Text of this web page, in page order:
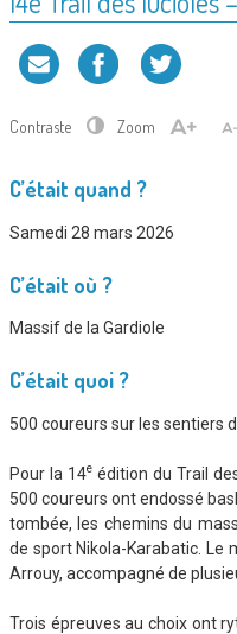
Contraste Zoom
C’était quand ?
Samedi 28 mars 2026
C’était où ?
Massif de la Gardiole
C’était quoi ?
500 coureurs sur les sentiers
Pour la 14eédition du Trail
500 coureurs ont endossé
tombée, les chemins du
de sport Nikola-Karabatic. Le
Arrouy, accompagné de
Trois épreuves au choix ont